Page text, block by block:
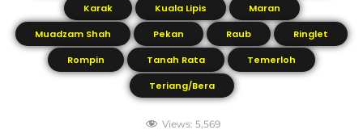
Karak
Kuala Lipis
Maran
Muadzam Shah
Pekan Raub
Ringlet
Rompin
Tanah Rata
Temerloh
Teriang/Bera
Views: 5,569